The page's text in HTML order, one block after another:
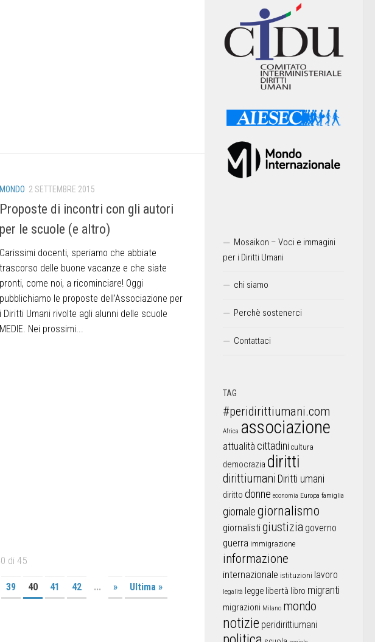
MONDO 2 SETTEMBRE 2015
Proposte di incontri con gli autori
per le scuole (e altro)
Carissimi docenti, speriamo che abbiate
trascorso delle buone vacanze e che siate
pronti, come noi, a ricominciare! Oggi
pubblichiamo le proposte dell’Associazione per
i Diritti Umani rivolte agli alunni delle scuole
MEDIE. Nei prossimi...
di 45
39 40 41 42 ... » Ultima »
Mosaikon – Voci e immagini
per i Diritti Umani
chi siamo
Perchè sostenerci
Contattaci
TAG
#peridirittiumani.com
Africa associazione
attualità cittadini cultura
democrazia diritti
dirittiumani Diritti umani
diritto donne economia Europa famiglia
giornalegiornalismo
giornalistigiustizia governo
guerra immigrazione
informazione
internazionale istituzioni lavoro
legalità legge libertà libro migranti
migrazioni Milano mondo
notizie peridirittiumani